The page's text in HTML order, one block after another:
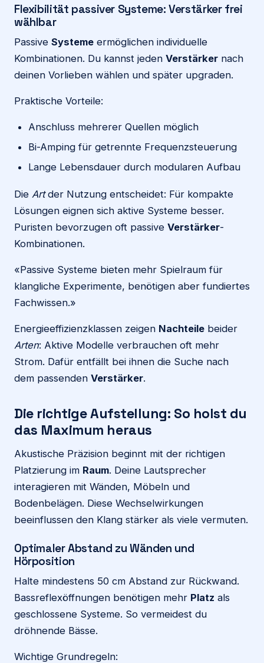
Flexibilität passiver Systeme: Verstärker frei
wählbar
Passive Systeme ermöglichen individuelle
Kombinationen. Du kannst jeden Verstärker nach
deinen Vorlieben wählen und später upgraden.
Praktische Vorteile:
Anschluss mehrerer Quellen möglich
Bi-Amping für getrennte Frequenzsteuerung
Lange Lebensdauer durch modularen Aufbau
Die Artder Nutzung entscheidet: Für kompakte
Lösungen eignen sich aktive Systeme besser.
Puristen bevorzugen oft passive Verstärker-
Kombinationen.
«Passive Systeme bieten mehr Spielraum für
klangliche Experimente, benötigen aber fundiertes
Fachwissen.»
Energieeffizienzklassen zeigen Nachteile beider
Arten: Aktive Modelle verbrauchen oft mehr
Strom. Dafür entfällt bei ihnen die Suche nach
dem passenden Verstärker.
Die richtige Aufstellung: So holst du
das Maximum heraus
Akustische Präzision beginnt mit der richtigen
Platzierung im Raum. Deine Lautsprecher
interagieren mit Wänden, Möbeln und
Bodenbelägen. Diese Wechselwirkungen
beeinflussen den Klang stärker als viele vermuten.
Optimaler Abstand zu Wänden und
Hörposition
Halte mindestens 50 cm Abstand zur Rückwand.
Bassreflexöffnungen benötigen mehr Platz als
geschlossene Systeme. So vermeidest du
dröhnende Bässe.
Wichtige Grundregeln: